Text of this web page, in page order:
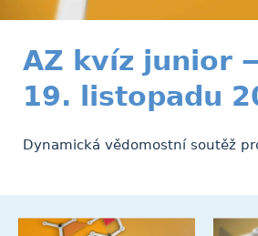
AZ kvíz junior
19. listopadu
Dynamická vědomostní soutěž